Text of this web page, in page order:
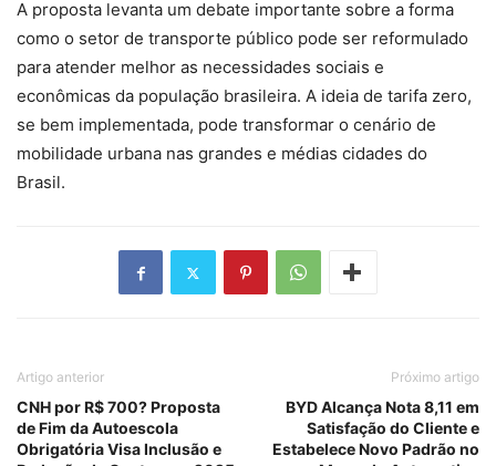
A proposta levanta um debate importante sobre a forma
como o setor de transporte público pode ser reformulado
para atender melhor as necessidades sociais e
econômicas da população brasileira. A ideia de tarifa zero,
se bem implementada, pode transformar o cenário de
mobilidade urbana nas grandes e médias cidades do
Brasil.
Artigo anterior
CNH por R$ 700? Proposta
de Fim da Autoescola
Obrigatória Visa Inclusão e
Próximo artigo
BYD Alcança Nota 8,11 em
Satisfação do Cliente e
Estabelece Novo Padrão no